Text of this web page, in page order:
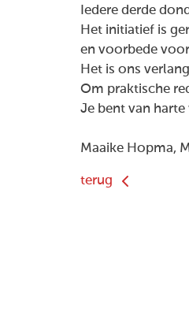
Iedere derde
Het initiatief is
en voorbede
Het is ons
Om praktische
Je bent van
Maaike Hopma,
terug